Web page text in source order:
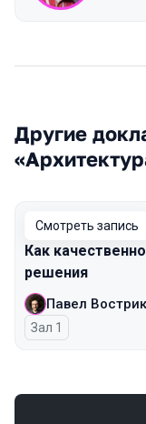
Другие
Смотреть запись
Как
решения
Павел
Зал 1